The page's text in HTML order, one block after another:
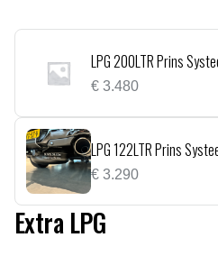
LPG 200LTR Prins
€ 3.480
LPG 122LTR Prins
€ 3.290
Extra LPG